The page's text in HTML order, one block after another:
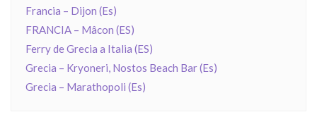
Francia – Dijon (Es)
FRANCIA – Mâcon (ES)
Ferry de Grecia a Italia (ES)
Grecia – Kryoneri, Nostos Beach Bar (Es)
Grecia – Marathopoli (Es)